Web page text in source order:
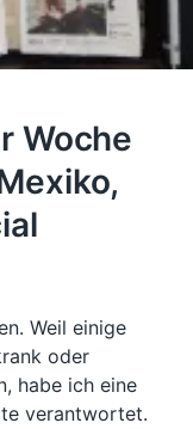
Woche
Weil einige
oder
habe ich eine
verantwortet.